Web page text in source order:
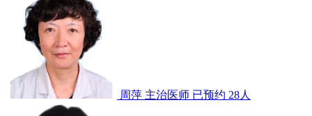
周萍 主治医师 已预约 28人